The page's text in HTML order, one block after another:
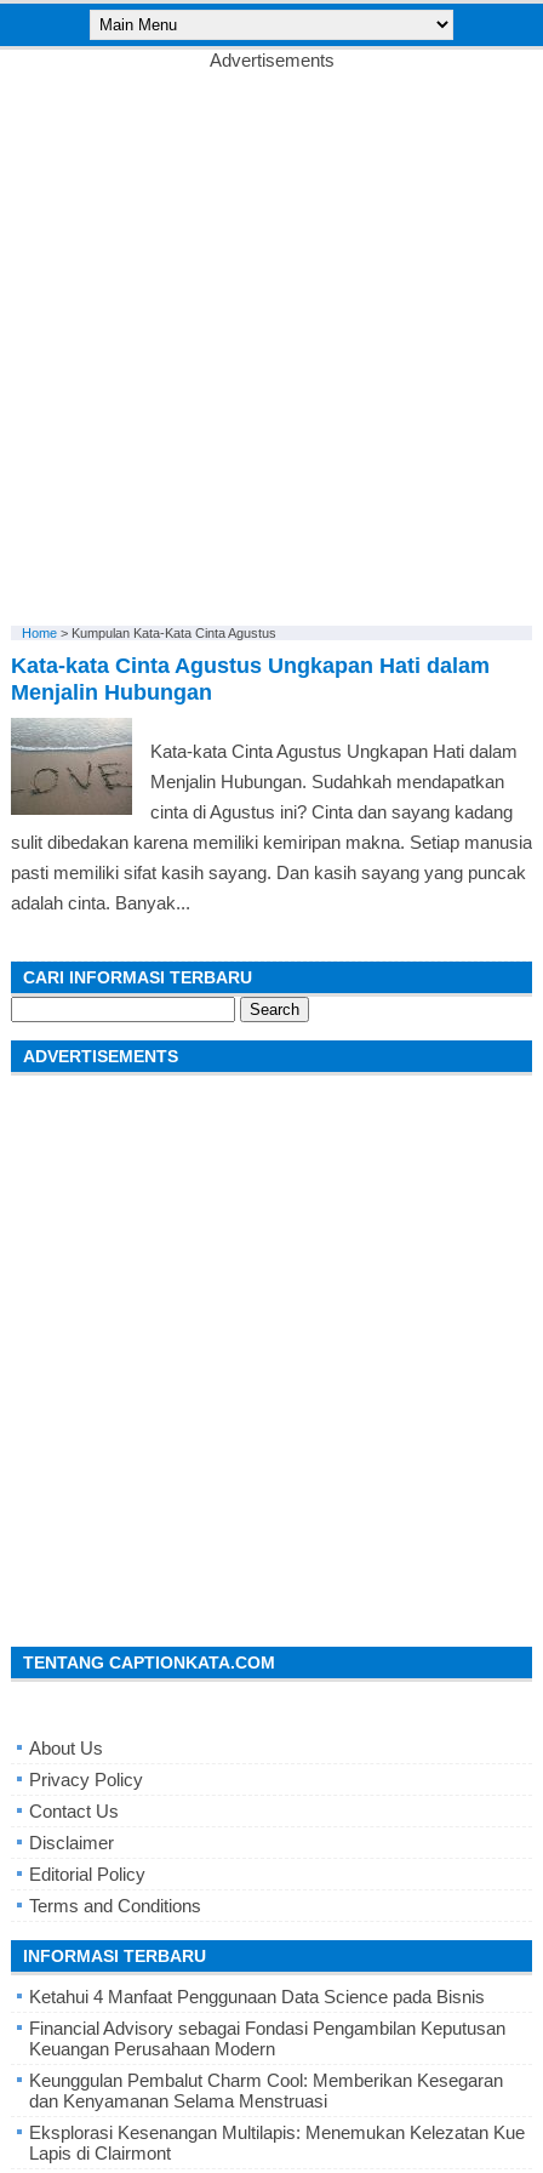
Advertisements
Home> Kumpulan Kata-Kata Cinta Agustus
Kata-kata Cinta Agustus Ungkapan Hati dalam
Menjalin Hubungan
Kata-kata Cinta Agustus Ungkapan Hati dalam
Menjalin Hubungan. Sudahkah mendapatkan
cinta di Agustus ini? Cinta dan sayang kadang
sulit dibedakan karena memiliki kemiripan makna. Setiap manusia
pasti memiliki sifat kasih sayang. Dan kasih sayang yang puncak
adalah cinta. Banyak...
CARI INFORMASI TERBARU
for:
ADVERTISEMENTS
TENTANG CAPTIONKATA.COM
About Us
Privacy Policy
Contact Us
Disclaimer
Editorial Policy
Terms and Conditions
INFORMASI TERBARU
Ketahui 4 Manfaat Penggunaan Data Science pada Bisnis
Financial Advisory sebagai Fondasi Pengambilan Keputusan
Keuangan Perusahaan Modern
Keunggulan Pembalut Charm Cool: Memberikan Kesegaran
dan Kenyamanan Selama Menstruasi
Eksplorasi Kesenangan Multilapis: Menemukan Kelezatan Kue
Lapis di Clairmont